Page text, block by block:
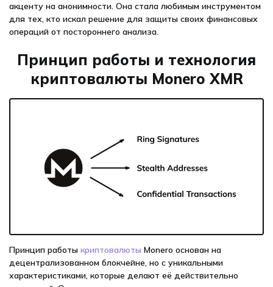
акценту на анонимности. Она стала любимым инструментом
для тех, кто искал решение для защиты своих финансовых
операций от постороннего анализа.
Принцип работы и технология
криптовалюты Monero XMR
Принцип работы криптовалюты Monero основан на
децентрализованном блокчейне, но с уникальными
характеристиками, которые делают её действительно